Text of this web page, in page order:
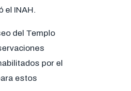
el INAH.
del Templo
por el
estos